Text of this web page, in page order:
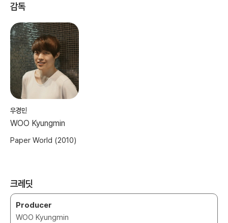
감독
우경민
WOO Kyungmin
Paper World (2010)
크레딧
Producer
WOO Kyungmin